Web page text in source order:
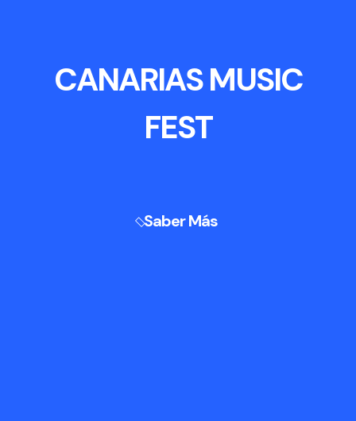
CANARIAS MUSIC
FEST
Saber Más